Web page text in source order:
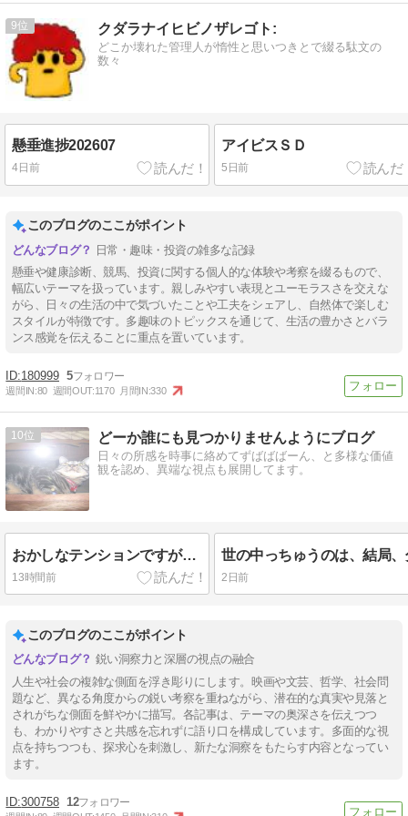
9 クダラナイヒビノザレゴト:
どこか壊れた管理人が惰性と思いつきとで綴る駄文の
数々
懸垂進捗202607
4日前
アイビスＳＤ
5日前
このブログのここがポイント
日常・趣味・投資の雑多な記録
懸垂や健康診断、競馬、投資に関する個人的な体験や考察を綴るもので、
幅広いテーマを扱っています。親しみやすい表現とユーモラスさを交えな
がら、日々の生活の中で気づいたことや工夫をシェアし、自然体で楽しむ
スタイルが特徴です。多趣味のトピックスを通じて、生活の豊かさとバラ
ンス感覚を伝えることに重点を置いています。
180999 5
週間IN:80 週間OUT:1170 月間IN:330
10 どーか誰にも見つかりませんようにブログ
日々の所感を時事に絡めてずばばばーん、と多様な価値
観を認め、異端な視点も展開してます。
おかしなテンションですが…
13時間前 2日前
このブログのここがポイント
鋭い洞察力と深層の視点の融合
人生や社会の複雑な側面を浮き彫りにします。映画や文芸、哲学、社会問
題など、異なる角度からの鋭い考察を重ねながら、潜在的な真実や見落と
されがちな側面を鮮やかに描写。各記事は、テーマの奥深さを伝えつつ
も、わかりやすさと共感を忘れずに語り口を構成しています。多面的な視
点を持ちつつも、探求心を刺激し、新たな洞察をもたらす内容となってい
ます。
300758 12